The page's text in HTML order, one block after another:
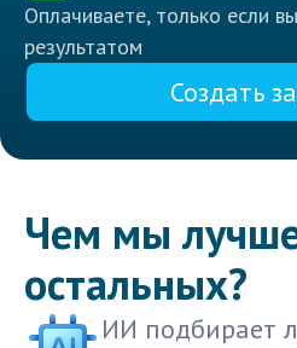
Оплачиваете, только если
результатом
Создать
Чем мы
остальных?
ИИ подбирает